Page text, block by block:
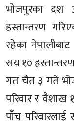
भोजपुरका दश
हस्तान्तरण
रहेका
सय १०
गत चैत ३ गते
परिवार र वैशाख
पाँच